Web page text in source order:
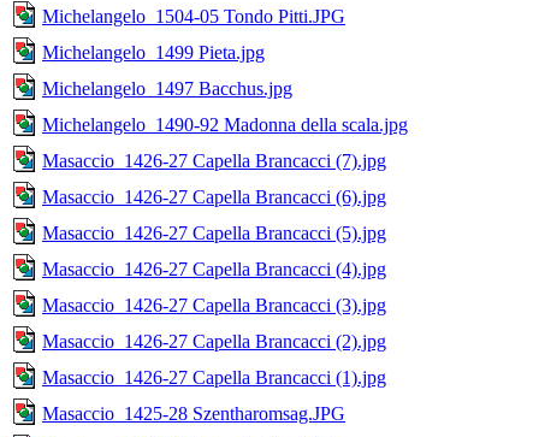
Michelangelo_1504-05 Tondo Pitti.JPG
Michelangelo_1499 Pieta.jpg
Michelangelo_1497 Bacchus.jpg
Michelangelo_1490-92 Madonna della scala.jpg
Masaccio_1426-27 Capella Brancacci (7).jpg
Masaccio_1426-27 Capella Brancacci (6).jpg
Masaccio_1426-27 Capella Brancacci (5).jpg
Masaccio_1426-27 Capella Brancacci (4).jpg
Masaccio_1426-27 Capella Brancacci (3).jpg
Masaccio_1426-27 Capella Brancacci (2).jpg
Masaccio_1426-27 Capella Brancacci (1).jpg
Masaccio_1425-28 Szentharomsag.JPG